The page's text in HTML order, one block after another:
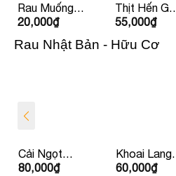
Rau Muống
La Hường
20,000₫
Thịt Hến Gò
Nổi
55,000₫
Rau Nhật Bản - Hữu Cơ
Cải Ngọt
Nhật
80,000₫
Khoai Lang
Nhật
60,000₫